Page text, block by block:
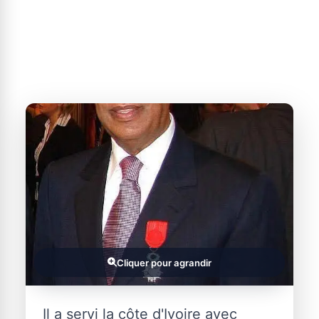
Cliquer pour agrandir
Il a servi la côte d'Ivoire avec